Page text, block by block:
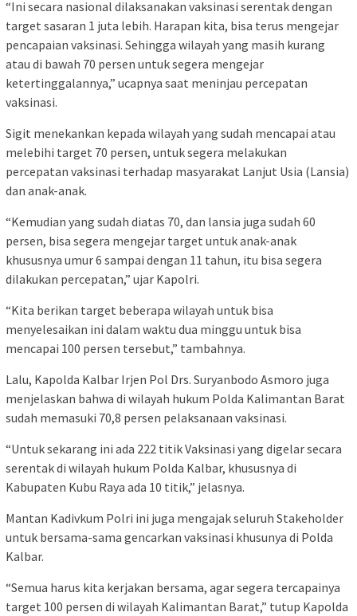
“Ini secara nasional dilaksanakan vaksinasi serentak dengan
target sasaran 1 juta lebih. Harapan kita, bisa terus mengejar
pencapaian vaksinasi. Sehingga wilayah yang masih kurang
atau di bawah 70 persen untuk segera mengejar
ketertinggalannya,” ucapnya saat meninjau percepatan
vaksinasi.
Sigit menekankan kepada wilayah yang sudah mencapai atau
melebihi target 70 persen, untuk segera melakukan
percepatan vaksinasi terhadap masyarakat Lanjut Usia (Lansia)
dan anak-anak.
“Kemudian yang sudah diatas 70, dan lansia juga sudah 60
persen, bisa segera mengejar target untuk anak-anak
khususnya umur 6 sampai dengan 11 tahun, itu bisa segera
dilakukan percepatan,” ujar Kapolri.
“Kita berikan target beberapa wilayah untuk bisa
menyelesaikan ini dalam waktu dua minggu untuk bisa
mencapai 100 persen tersebut,” tambahnya.
Lalu, Kapolda Kalbar Irjen Pol Drs. Suryanbodo Asmoro juga
menjelaskan bahwa di wilayah hukum Polda Kalimantan Barat
sudah memasuki 70,8 persen pelaksanaan vaksinasi.
“Untuk sekarang ini ada 222 titik Vaksinasi yang digelar secara
serentak di wilayah hukum Polda Kalbar, khususnya di
Kabupaten Kubu Raya ada 10 titik,” jelasnya.
Mantan Kadivkum Polri ini juga mengajak seluruh Stakeholder
untuk bersama-sama gencarkan vaksinasi khusunya di Polda
Kalbar.
“Semua harus kita kerjakan bersama, agar segera tercapainya
target 100 persen di wilayah Kalimantan Barat,” tutup Kapolda